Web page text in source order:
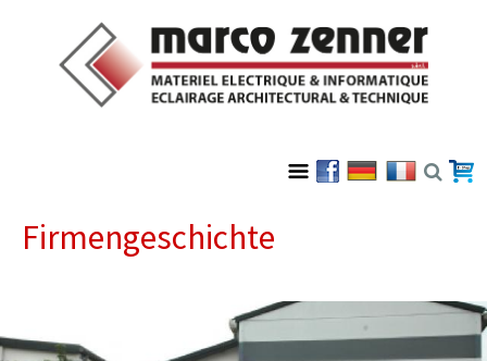
Firmengeschichte